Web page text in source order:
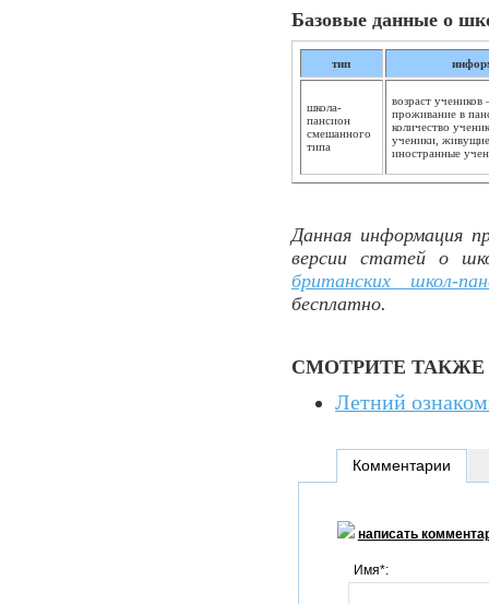
Базовые данные о
тип
школа-
пансион
смешанного
типа
возраст
проживание в
количество
ученики,
иностранные
Данная информация
версии статей о
британских школ-
бесплатно.
СМОТРИТЕ ТАКЖЕ
Летний
Комментарии
написать
Имя*: